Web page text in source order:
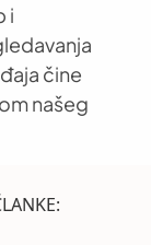
i
čine
našeg